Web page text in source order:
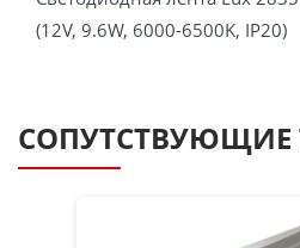
(12V, 9.6W, 6000-6500K, IP20)
СОПУТСТВУЮЩИЕ